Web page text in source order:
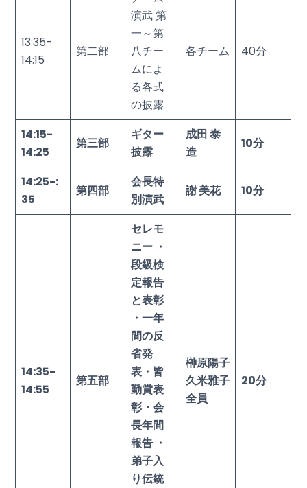
13:35-
14:15
第二部
演武 第
一～第
八チー
ムによ
る各式
の披露
各チーム 40分
14:15-
14:25
第三部
ギター
披露
成田 泰
造
10分
14:25-:
35
第四部
会長特
別演武
謝 美花 10分
14:35-
14:55
第五部
セレモ
ニー ・
段級検
定報告
と表彰
・一年
間の反
省発
表・皆
勤賞表
彰・会
長年間
報告 ・
弟子入
り伝統
榊原陽子
久米雅子
全員
20分